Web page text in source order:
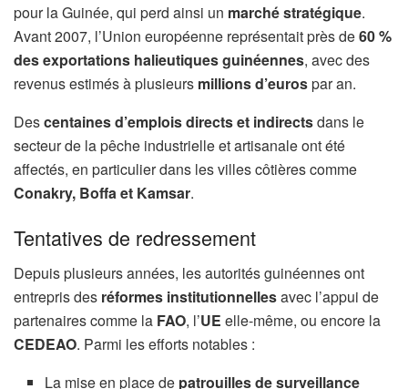
pour la Guinée, qui perd ainsi un marché stratégique.
Avant 2007, l’Union européenne représentait près de60 %
des exportations halieutiques guinéennes, avec des
revenus estimés à plusieurs millions d’eurospar an.
Descentaines d’emplois directs et indirectsdans le
secteur de la pêche industrielle et artisanale ont été
affectés, en particulier dans les villes côtières comme
Conakry, Boffa et Kamsar.
Tentatives de redressement
Depuis plusieurs années, les autorités guinéennes ont
entrepris des réformes institutionnellesavec l’appui de
partenaires comme la FAO, l’UE elle-même, ou encore la
CEDEAO. Parmi les efforts notables :
La mise en place de patrouilles de surveillance